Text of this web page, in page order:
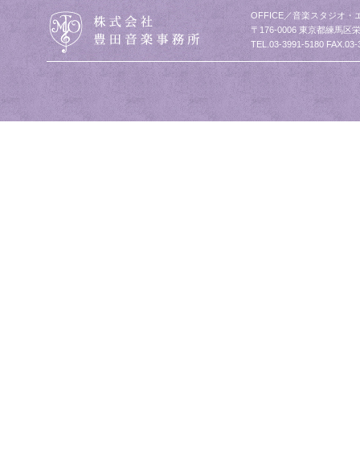
OFFICE／音楽スタジオ・
〒176-0006 東京都練馬区
TEL.03-3991-5180 FAX.03-